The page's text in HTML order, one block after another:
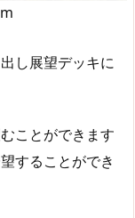
し展望デッキに
ことができます
することができ